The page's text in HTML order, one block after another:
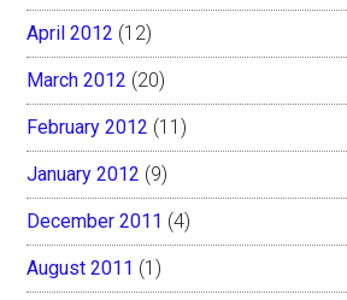
April 2012 (12)
March 2012 (20)
February 2012 (11)
January 2012 (9)
December 2011 (4)
August 2011 (1)